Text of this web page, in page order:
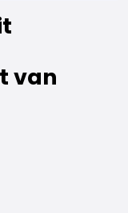
van